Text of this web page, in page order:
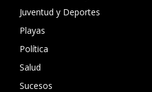
Juventud y Deportes
Playas
Política
Salud
Sucesos